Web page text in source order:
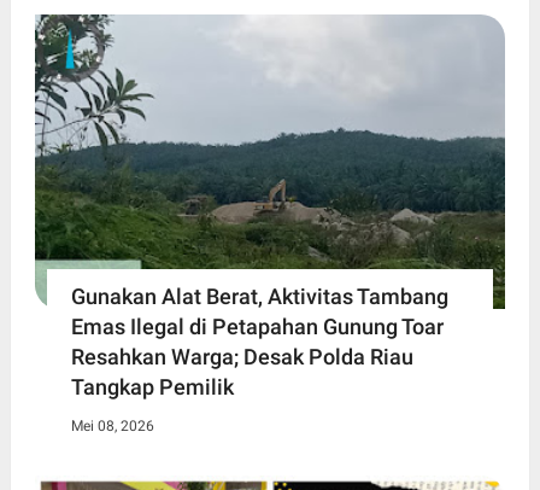
Gunakan Alat Berat, Aktivitas Tambang
Emas Ilegal di Petapahan Gunung Toar
Resahkan Warga; Desak Polda Riau
Tangkap Pemilik
Mei 08, 2026